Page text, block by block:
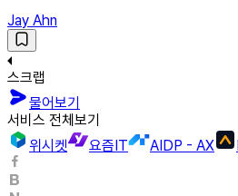
Jay Ahn
스크랩
물어보기
서비스 전체보기
위시켓
요즘IT AIDP - AX